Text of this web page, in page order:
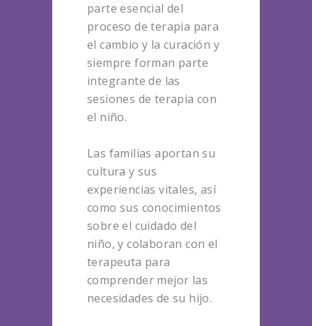
parte esencial del
proceso de terapia para
el cambio y la curación y
siempre forman parte
integrante de las
sesiones de terapia con
el niño.
Las familias aportan su
cultura y sus
experiencias vitales, así
como sus conocimientos
sobre el cuidado del
niño, y colaboran con el
terapeuta para
comprender mejor las
necesidades de su hijo.